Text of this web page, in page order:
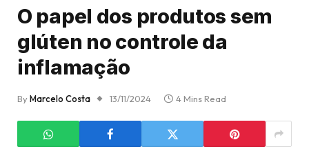
O papel dos produtos sem
glúten no controle da
inflamação
ByMarcelo Costa 13/11/2024 4 Mins Read